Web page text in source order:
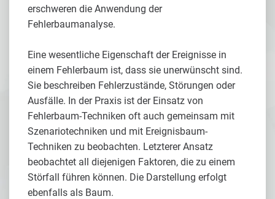
erschweren die Anwendung der
Fehlerbaumanalyse.
Eine wesentliche Eigenschaft der Ereignisse in
einem Fehlerbaum ist, dass sie unerwünscht sind.
Sie beschreiben Fehlerzustände, Störungen oder
Ausfälle. In der Praxis ist der Einsatz von
Fehlerbaum-Techniken oft auch gemeinsam mit
Szenariotechniken und mit Ereignisbaum-
Techniken zu beobachten. Letzterer Ansatz
beobachtet all diejenigen Faktoren, die zu einem
Störfall führen können. Die Darstellung erfolgt
ebenfalls als Baum.